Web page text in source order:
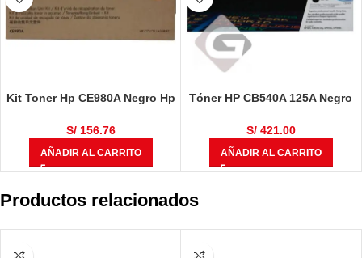
Kit Toner Hp CE980A Negro Hp
CP5525n, CP5525xh, M750n+
S/156.76
AÑADIR AL CARRITO
Tóner HP CB540A 125A Negro
S/421.00
AÑADIR AL CARRITO
Productos relacionados